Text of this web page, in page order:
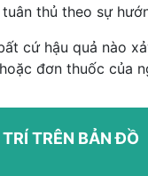
thủ theo sự
cứ hậu quả
đơn thuốc của
TRÊN BẢN ĐỒ